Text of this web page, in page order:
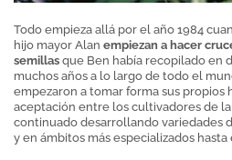
Todo empieza allá por el año 1984
hijo mayor Alan empiezan a hacer
semillas que Ben había recopilado en
muchos años a lo largo de todo el
empezaron a tomar forma sus propios
aceptación entre los cultivadores de
continuado desarrollando variedades
y en ámbitos más especializados hasta